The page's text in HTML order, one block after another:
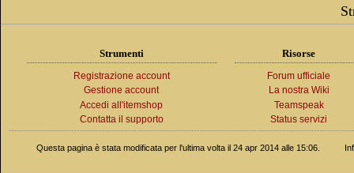
Strumenti
Registrazione account
Gestione account
Accedi all'itemshop
Contatta il supporto
Risorse
Forum ufficiale
La nostra Wiki
Teamspeak
Status servizi
Questa pagina è stata modificata per l'ultima volta il 24 apr 2014 alle 15:06.